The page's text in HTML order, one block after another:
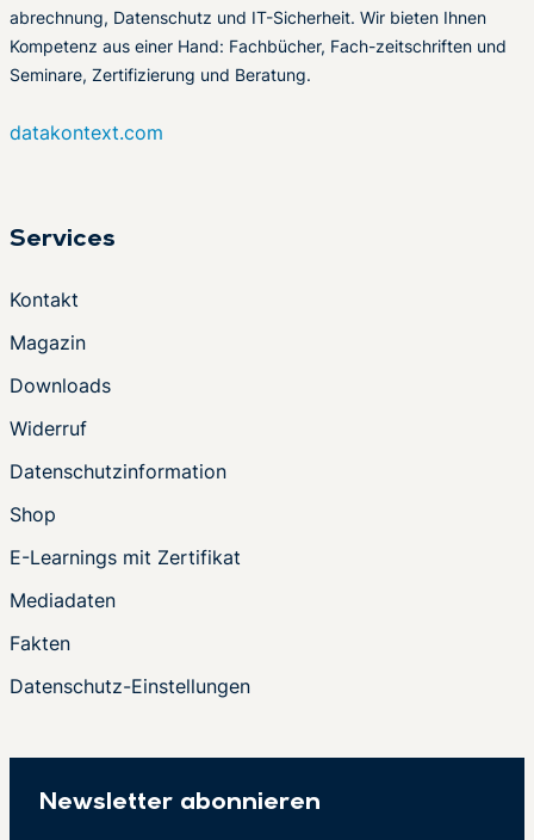
abrechnung, Datenschutz und IT-Sicherheit. Wir bieten Ihnen
Kompetenz aus einer Hand: Fachbücher, Fach-zeitschriften und
Seminare, Zertifizierung und Beratung.
datakontext.com
Services
Kontakt
Magazin
Downloads
Widerruf
Datenschutzinformation
Shop
E-Learnings mit Zertifikat
Mediadaten
Fakten
Datenschutz-Einstellungen
Newsletter abonnieren